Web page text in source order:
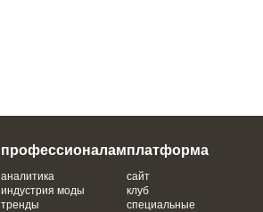
профессионалам
аналитика
индустрия моды
тренды
платформа
сайт
клуб
специальные